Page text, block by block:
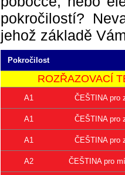
pokročilostí?
jehož základě
Pokročilost
ROZŘAZOVACÍ
A1 ČEŠTINA pro
A1 ČEŠTINA pro
A1 ČEŠTINA pro
A2 ČEŠTINA pro